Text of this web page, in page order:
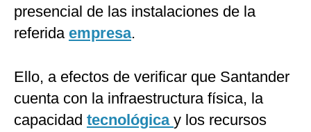
presencial de las instalaciones de la
referida empresa.
Ello, a efectos de verificar que Santander
cuenta con la infraestructura física, la
capacidad tecnológica y los recursos